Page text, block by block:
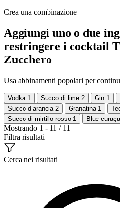
Crea una combinazione
Aggiungi uno o due
restringere i cocktail
Zucchero
Usa abbinamenti popolari per
Vodka 1 Succo di lime 2 Gin 1
Succo d’arancia 2 Granatina 1
Succo di mirtillo rosso 1 Blue
Mostrando 1 - 11 / 11
Filtra risultati
Cerca nei risultati